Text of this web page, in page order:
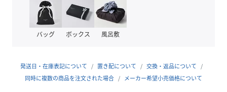
性別タイプ レディース
素材 コットン100％
バッグ ボックス 風呂敷
発送日・在庫表記について 置き配について
交換・返品について
同時に複数の商品を注文された場合
メーカー希望小売価格について